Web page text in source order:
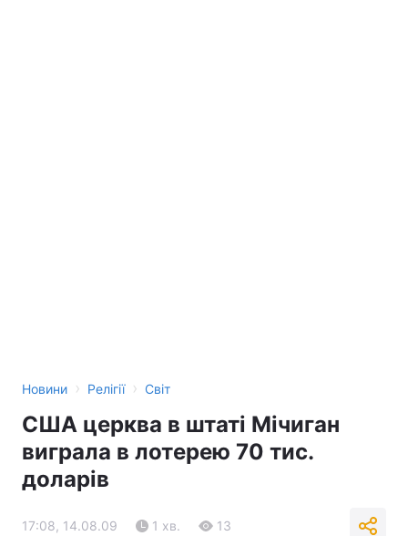
Новини › Релігії › Світ
США церква в штаті Мічиган
виграла в лотерею 70 тис.
доларів
17:08, 14.08.09 1 хв. 13